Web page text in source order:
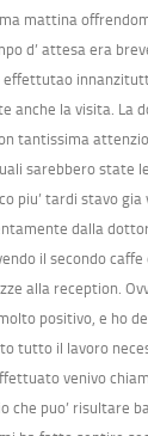
mattina
d’ attesa era
effettutao
anche la visita. La
tantissima
sarebbero state
piu’ tardi stavo
dalla
il secondo
alla reception.
positivo, e ho
tutto il lavoro
venivo
che puo’ risultare